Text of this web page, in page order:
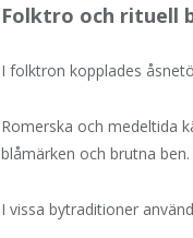
Folktro och rituell
I folktron kopplades
Romerska och medeltida
blåmärken och brutna ben.
I vissa bytraditioner